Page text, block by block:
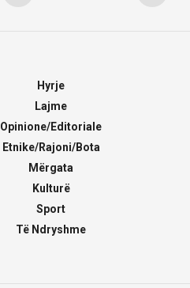
Hyrje
Lajme
Opinione/Editoriale
Etnike/Rajoni/Bota
Mërgata
Kulturë
Sport
Të Ndryshme